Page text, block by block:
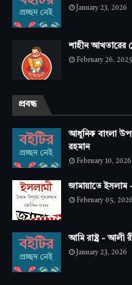
January 23, 2026
শাহীন আখতারের
February 26, 2025
প্রবন্ধ
আধুনিক বাংলা
রহমান
February 10, 2026
জামায়াতে
February 05, 2026
আমি রাষ্ট্র - আলী
January 23, 2026